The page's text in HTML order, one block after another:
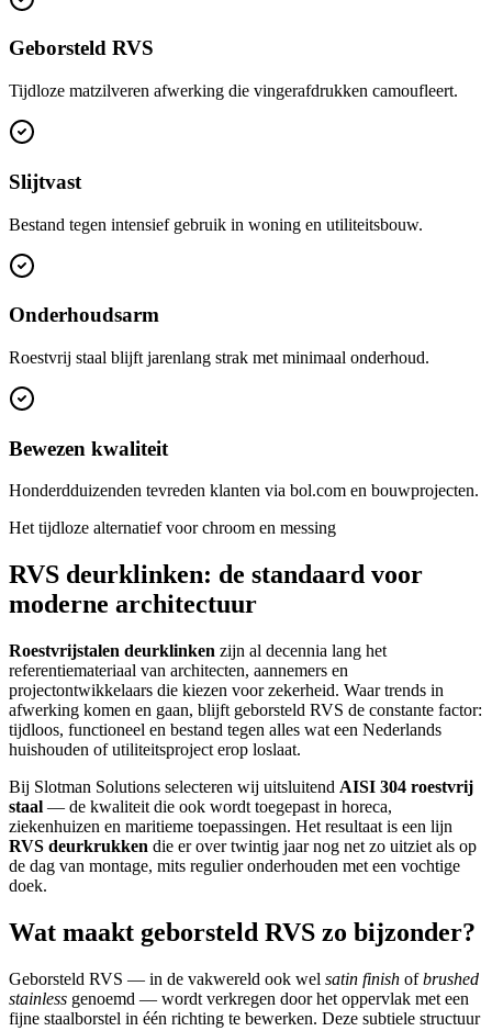
Geborsteld RVS
Tijdloze matzilveren afwerking die vingerafdrukken camoufleert.
Slijtvast
Bestand tegen intensief gebruik in woning en utiliteitsbouw.
Onderhoudsarm
Roestvrij staal blijft jarenlang strak met minimaal onderhoud.
Bewezen kwaliteit
Honderdduizenden tevreden klanten via bol.com en bouwprojecten.
Het tijdloze alternatief voor chroom en messing
RVS deurklinken: de standaard voor
moderne architectuur
Roestvrijstalen deurklinken zijn al decennia lang het
referentiemateriaal van architecten, aannemers en
projectontwikkelaars die kiezen voor zekerheid. Waar trends in
afwerking komen en gaan, blijft geborsteld RVS de constante factor:
tijdloos, functioneel en bestand tegen alles wat een Nederlands
huishouden of utiliteitsproject erop loslaat.
Bij Slotman Solutions selecteren wij uitsluitend AISI 304 roestvrij
staal — de kwaliteit die ook wordt toegepast in horeca,
ziekenhuizen en maritieme toepassingen. Het resultaat is een lijn
RVS deurkrukken die er over twintig jaar nog net zo uitziet als op
de dag van montage, mits regulier onderhouden met een vochtige
doek.
Wat maakt geborsteld RVS zo bijzonder?
Geborsteld RVS — in de vakwereld ook wel satin finish ofbrushed
stainless genoemd — wordt verkregen door het oppervlak met een
fijne staalborstel in één richting te bewerken. Deze subtiele structuur